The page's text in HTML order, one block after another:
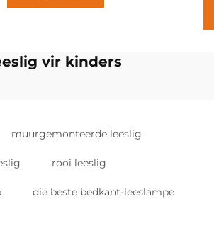
vir kinders
muurgemonteerde leeslig
rooi leeslig
die beste bedkant-leeslampe